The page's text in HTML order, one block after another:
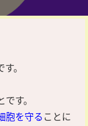
。
す。
胞を守ることに